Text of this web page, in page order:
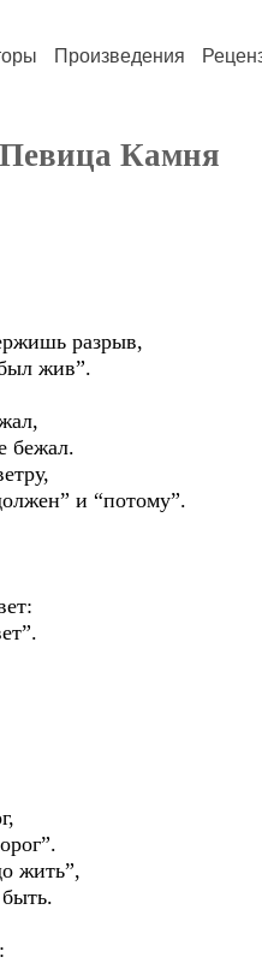
Произведения
Камня
разрыв,
жив”.
бежал.
и “потому”.
жить”,